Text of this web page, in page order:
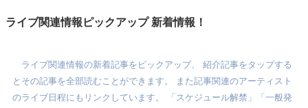
ライブ関連情報ピックアップ 新着情報！
ライブ関連情報の新着記事をピックアップ、 紹介記事をタップする
とその記事を全部読むことができます。 また記事関連のアーティスト
のライブ日程にもリンクしています。 「スケジュール解禁」「一般発